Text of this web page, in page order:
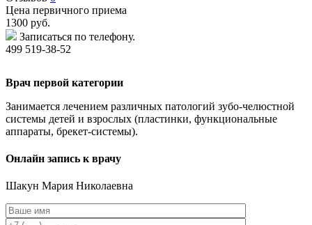
Цена первичного приема
1300 руб.
Записаться по телефону.
499 519-38-52
Врач первой категории
Занимается лечением различных патологий зубо-челюстной
системы детей и взрослых (пластинки, функциональные
аппараты, брекет-системы).
Онлайн запись к врачу
Шакун Мария Николаевна